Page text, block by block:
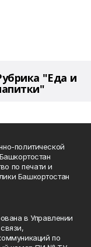
"Еда и
политической
по печати и
Башкортостан
в Управлении
по